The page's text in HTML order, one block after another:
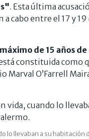
. Esta última
a cabo entre el 17 y
máximo de 15 años
constituida como
Marval O’Farrell
lo llevaban a su